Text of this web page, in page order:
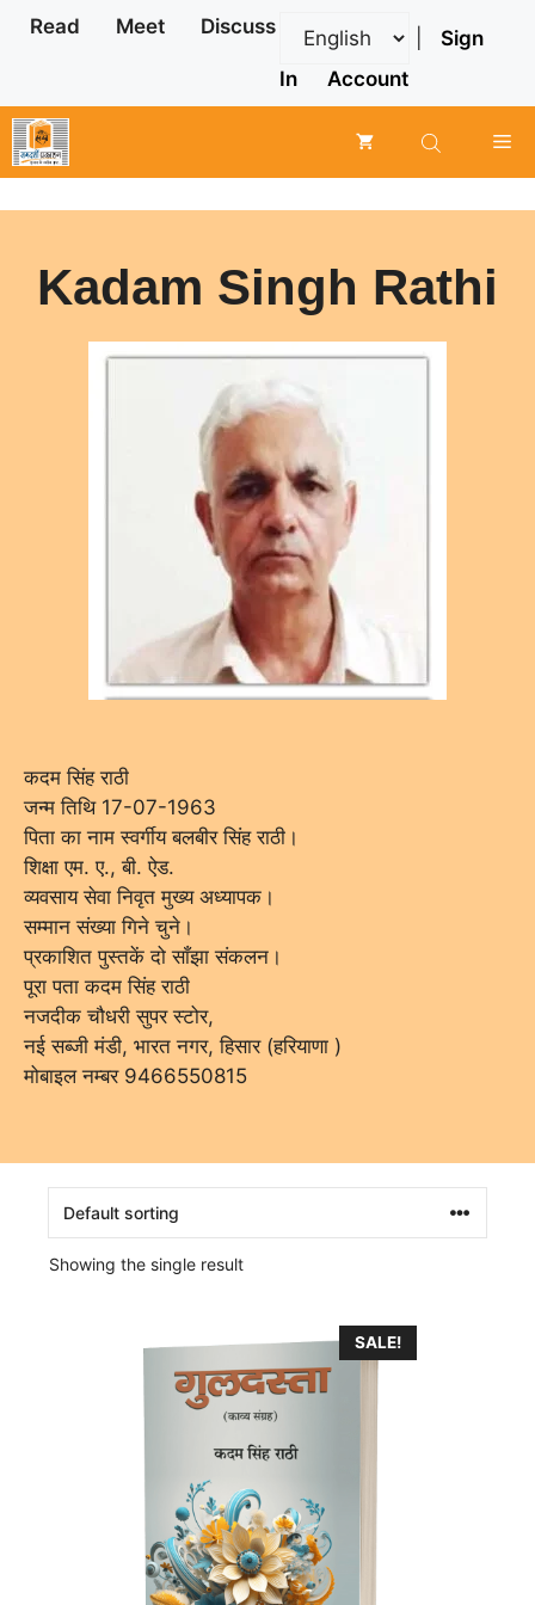
Skip
Read Meet Discuss
Sign
In
Account
Kadam Singh Rathi
कदम सिंह राठी
जन्म तिथि 17-07-1963
पिता का नाम स्वर्गीय बलबीर सिंह राठी।
शिक्षा एम. ए., बी. ऐड.
व्यवसाय सेवा निवृत मुख्य अध्यापक।
सम्मान संख्या गिने चुने।
प्रकाशित पुस्तकें दो साँझा संकलन।
पूरा पता कदम सिंह राठी
नजदीक चौधरी सुपर स्टोर,
नई सब्जी मंडी, भारत नगर, हिसार (हरियाणा )
मोबाइल नम्बर 9466550815
Showing the single result
SALE!